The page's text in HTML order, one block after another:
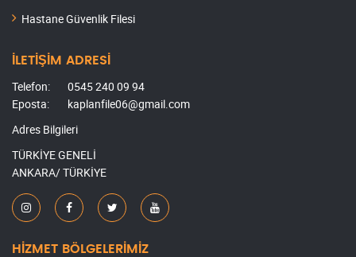
Hastane Güvenlik Filesi
İLETİŞİM ADRESİ
Telefon:
0545 240 09 94
Eposta:
kaplanfile06@gmail.com
Adres Bilgileri
TÜRKİYE GENELİ
ANKARA/ TÜRKİYE
HİZMET BÖLGELERİMİZ